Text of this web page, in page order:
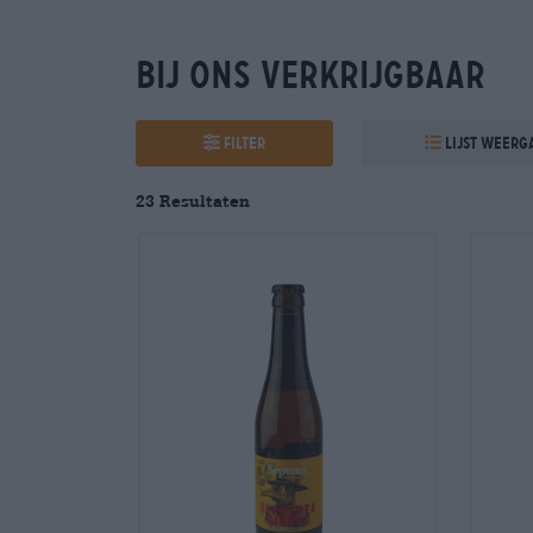
Bij ons verkrijgbaar
Filter Lijst
23 Resultaten